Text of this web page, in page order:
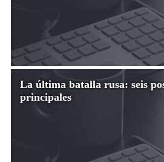
La última batalla rusa: seis
principales